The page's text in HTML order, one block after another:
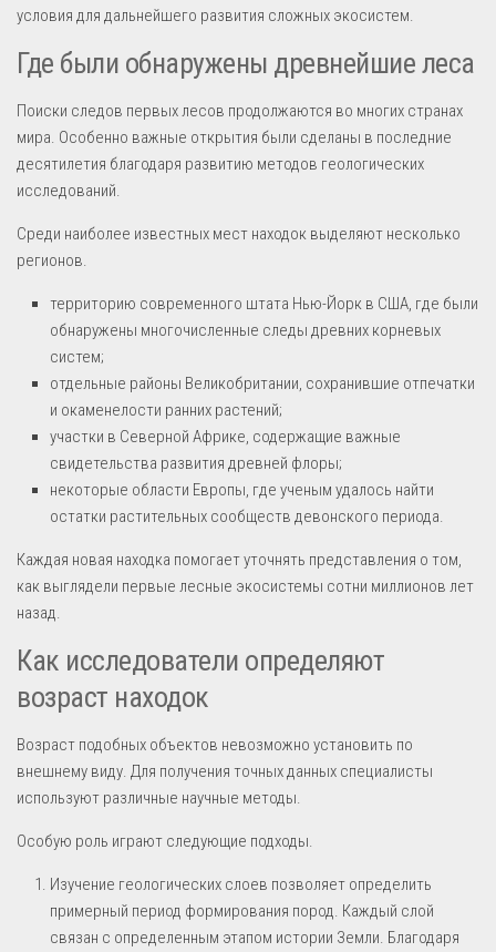
условия для дальнейшего развития сложных экосистем.
Где были обнаружены древнейшие леса
Поиски следов первых лесов продолжаются во многих странах
мира. Особенно важные открытия были сделаны в последние
десятилетия благодаря развитию методов геологических
исследований.
Среди наиболее известных мест находок выделяют несколько
регионов.
территорию современного штата Нью-Йорк в США, где были
обнаружены многочисленные следы древних корневых
систем;
отдельные районы Великобритании, сохранившие отпечатки
и окаменелости ранних растений;
участки в Северной Африке, содержащие важные
свидетельства развития древней флоры;
некоторые области Европы, где ученым удалось найти
остатки растительных сообществ девонского периода.
Каждая новая находка помогает уточнять представления о том,
как выглядели первые лесные экосистемы сотни миллионов лет
назад.
Как исследователи определяют
возраст находок
Возраст подобных объектов невозможно установить по
внешнему виду. Для получения точных данных специалисты
используют различные научные методы.
Особую роль играют следующие подходы.
Изучение геологических слоев позволяет определить
примерный период формирования пород. Каждый слой
связан с определенным этапом истории Земли. Благодаря